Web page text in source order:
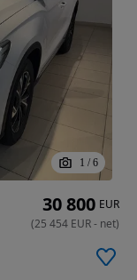
1 / 6
30 800 EUR
(25 454 EUR- net)